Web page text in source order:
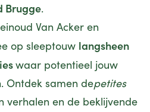
Brugge.
Van Acker en
op sleeptouw langsheen
waar potentieel jouw
Ontdek samen depetites
verhalen en de beklijvende